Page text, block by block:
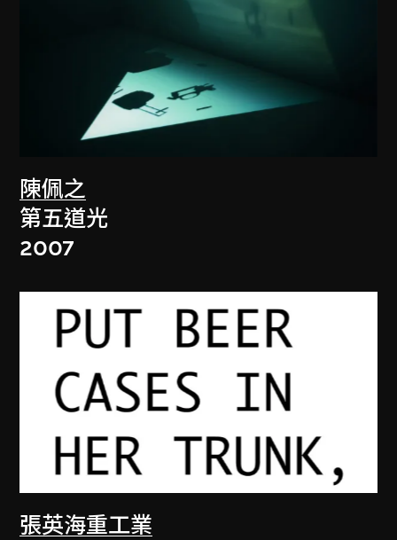
陳佩之
第五道光
2007
張英海重工業